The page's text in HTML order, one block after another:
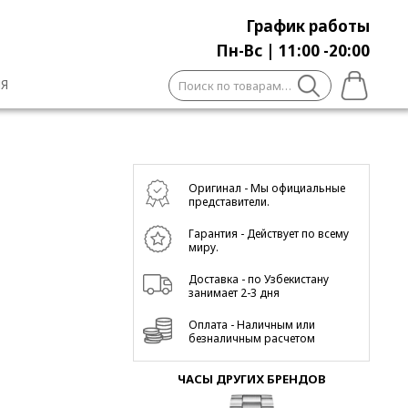
График работы
Пн-Вс | 11:00 -20:00
Искать:
Оригинал - Мы официальные
представители.
Гарантия - Действует по всему
миру.
Доставка - по Узбекистану
занимает 2-3 дня
Оплата - Наличным или
безналичным расчетом
ЧАСЫ ДРУГИХ БРЕНДОВ